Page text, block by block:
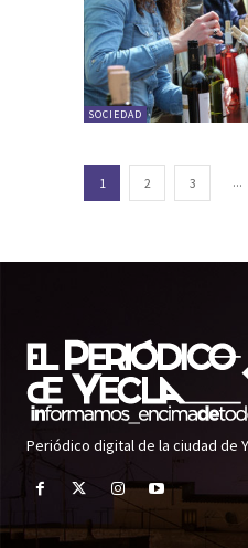
SOCIEDAD
1 2 3 ...
Periódico digital de la ciudad de